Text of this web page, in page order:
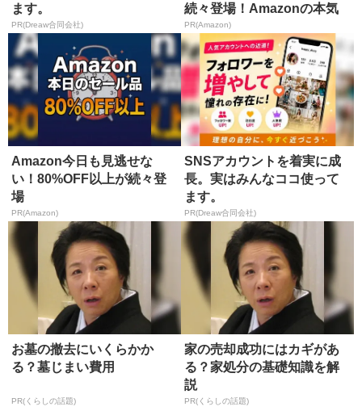
ます。
PR(Dreaw合同会社)
続々登場！Amazonの本気
が...
PR(Amazon)
Amazon今日も見逃せな
い！80%OFF以上が続々登
場
PR(Amazon)
SNSアカウントを着実に成
長。実はみんなココ使って
ます。
PR(Dreaw合同会社)
お墓の撤去にいくらかか
る？墓じまい費用
PR(くらしの話題)
家の売却成功にはカギがあ
る？家処分の基礎知識を解
説
PR(くらしの話題)